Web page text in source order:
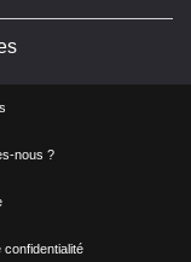
nous ?
confidentialité